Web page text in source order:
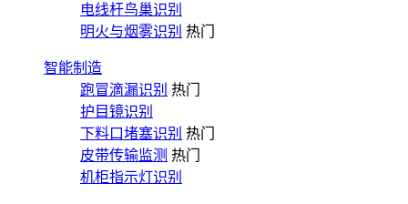
电线杆鸟巢识别
明火与烟雾识别 热门
智能制造
跑冒滴漏识别 热门
护目镜识别
下料口堵塞识别 热门
皮带传输监测 热门
机柜指示灯识别